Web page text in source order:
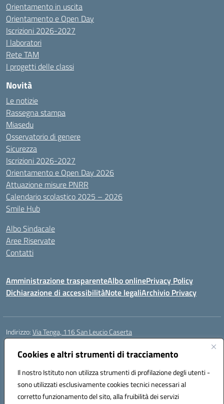
Cookies e altri strumenti di tracciamento
Il nostro Istituto non utilizza strumenti di profilazione degli utenti -
sono utilizzati esclusivamente cookies tecnici necessari al
corretto funzionamento del sito, alla fruibilità dei servizi
Orientamento in uscita
Orientamento e Open Day
Iscrizioni 2026-2027
I laboratori
Rete TAM
I progetti delle classi
Novità
Le notizie
Rassegna stampa
Miasedu
Osservatorio di genere
Sicurezza
Iscrizioni 2026-2027
Orientamento e Open Day 2026
Attuazione misure PNRR
Calendario scolastico 2025 – 2026
Smile Hub
Albo Sindacale
Aree Riservate
Contatti
Amministrazione trasparenteAlbo onlinePrivacy Policy
Dichiarazione di accessibilitàNote legaliArchivio Privacy
Indirizzo:Via Tenga, 116 San Leucio Caserta
Centralino:
Posta elettronica certificata (PEC):ceis042009@pec.istruzione.it
Codice fiscale: 93098380616
Codice meccanografico:CEIS042009
Codice Indice delle Pubbliche Amministrazioni (IPA): islasleu